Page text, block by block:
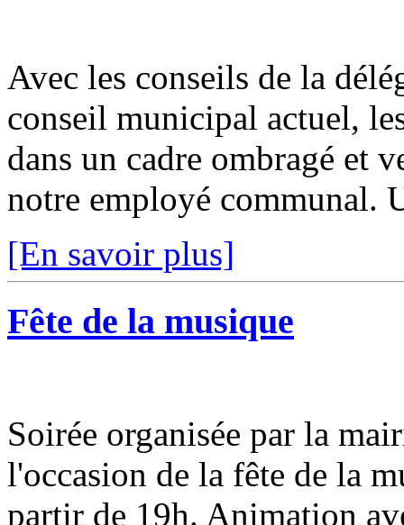
Avec les conseils de la
conseil municipal actuel,
dans un cadre ombragé et
notre employé communal.
[En savoir plus]
Fête de la musique
Soirée organisée par la
l'occasion de la fête de la
partir de 19h. Animation